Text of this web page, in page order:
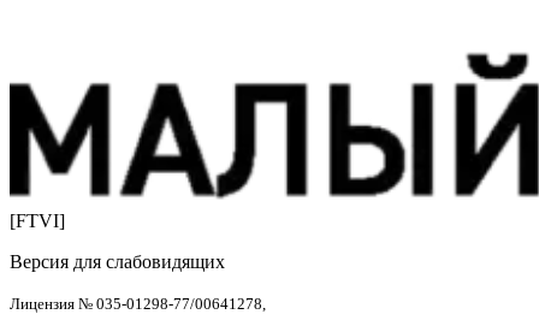
[FTVI]
Версия для слабовидящих
Лицензия № 035-01298-77/00641278,